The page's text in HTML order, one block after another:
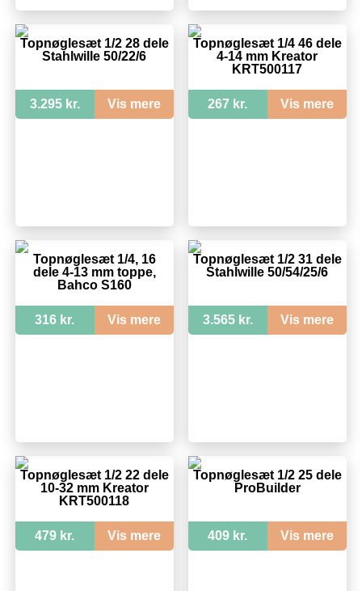
Topnøglesæt 1/2 28 dele
Stahlwille 50/22/6
3.295 kr. Vis mere
Topnøglesæt 1/4 46 dele
4-14 mm Kreator
KRT500117
267 kr. Vis mere
Topnøglesæt 1/4, 16
dele 4-13 mm toppe,
Bahco S160
316 kr. Vis mere
Topnøglesæt 1/2 31 dele
Stahlwille 50/54/25/6
3.565 kr. Vis mere
Topnøglesæt 1/2 22 dele
10-32 mm Kreator
KRT500118
479 kr. Vis mere
Topnøglesæt 1/2 25 dele
ProBuilder
409 kr. Vis mere